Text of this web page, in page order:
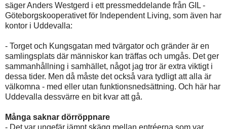
säger Anders Westgerd i ett pressmeddelande från GIL -
Göteborgskooperativet för Independent Living, som även har
kontor i Uddevalla:
- Torget och Kungsgatan med tvärgator och gränder är en
samlingsplats där människor kan träffas och umgås. Det ger
sammanhållning i samhället, något jag tror är extra viktigt i
dessa tider. Men då måste det också vara tydligt att alla är
välkomna - med eller utan funktionsnedsättning. Och här har
Uddevalla dessvärre en bit kvar att gå.
Många saknar dörröppnare
- Det var ungefär jämnt skägg mellan entréerna som var